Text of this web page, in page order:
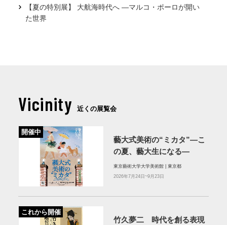
【夏の特別展】 大航海時代へ —マルコ・ポーロが開い
た世界
Vicinity 近くの展覧会
開催中
藝大式美術の“ミカタ”―こ
の夏、藝大生になる―
東京藝術大学大学美術館 | 東京都
2026年7月24日~9月23日
これから開催
竹久夢二 時代を創る表現